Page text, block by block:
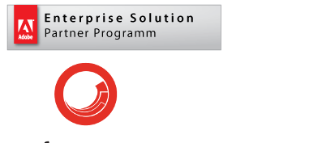
Платформа Adobe
Платформа Sitecore